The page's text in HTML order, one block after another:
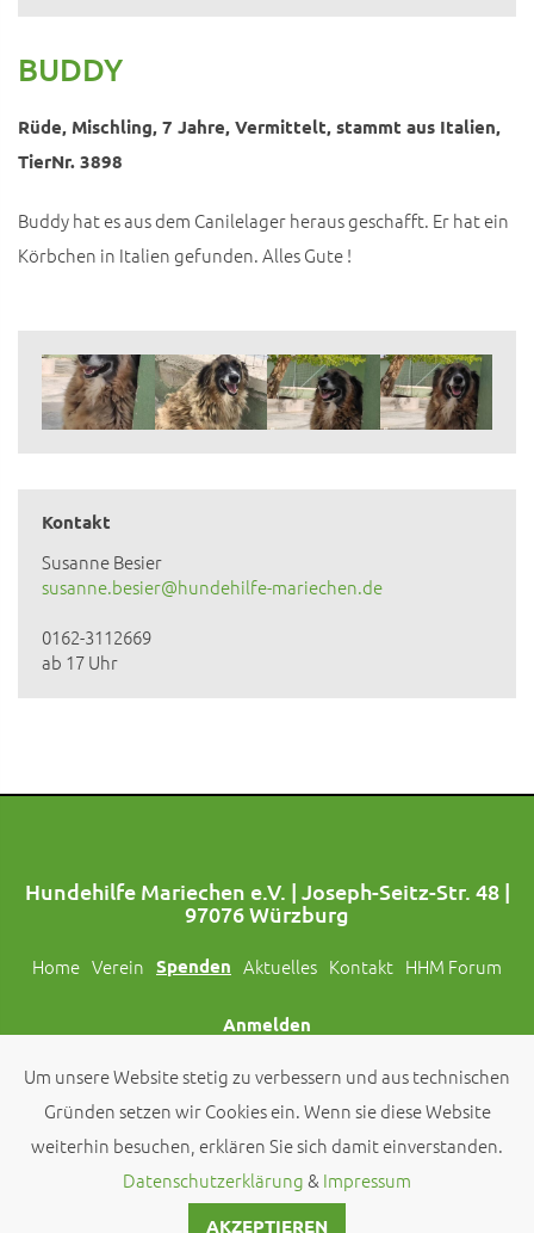
BUDDY
Rüde, Mischling, 7 Jahre, Vermittelt, stammt aus Italien,
TierNr. 3898
Buddy hat es aus dem Canilelager heraus geschafft. Er hat ein
Körbchen in Italien gefunden. Alles Gute !
Kontakt
Susanne Besier
susanne.besier@hundehilfe-mariechen.de
0162-3112669
ab 17 Uhr
Hundehilfe Mariechen e.V. | Joseph-Seitz-Str. 48 |
97076 Würzburg
Home Verein Spenden Aktuelles Kontakt HHM Forum
Anmelden
Folgt uns auch auf Social Media!
© 2026 byHundehilfe Mariechen e.V.
Um unsere Website stetig zu verbessern und aus technischen
Gründen setzen wir Cookies ein. Wenn sie diese Website
weiterhin besuchen, erklären Sie sich damit einverstanden.
Datenschutzerklärung& Impressum
AKZEPTIEREN